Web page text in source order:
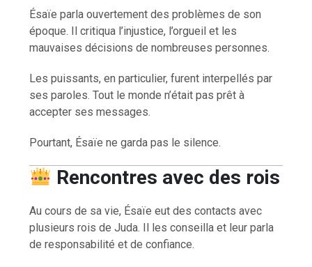
Ésaïe parla ouvertement des problèmes de son
époque. Il critiqua l’injustice, l’orgueil et les
mauvaises décisions de nombreuses personnes.
Les puissants, en particulier, furent interpellés par
ses paroles. Tout le monde n’était pas prêt à
accepter ses messages.
Pourtant, Ésaïe ne garda pas le silence.
Rencontres avec des rois
Au cours de sa vie, Ésaïe eut des contacts avec
plusieurs rois de Juda. Il les conseilla et leur parla
de responsabilité et de confiance.